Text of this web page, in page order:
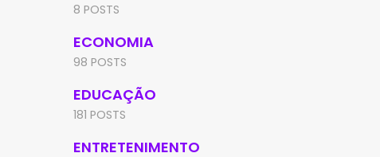
8 POSTS
ECONOMIA
98 POSTS
EDUCAÇÃO
181 POSTS
ENTRETENIMENTO